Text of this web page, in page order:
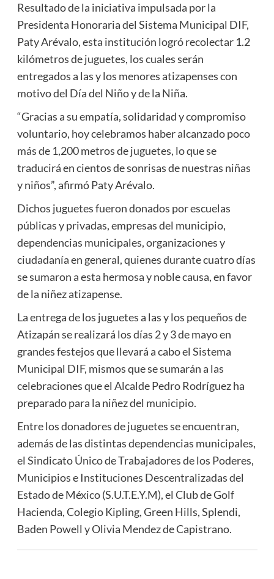
Resultado de la iniciativa impulsada por la
Presidenta Honoraria del Sistema Municipal DIF,
Paty Arévalo, esta institución logró recolectar 1.2
kilómetros de juguetes, los cuales serán
entregados a las y los menores atizapenses con
motivo del Día del Niño y de la Niña.
“Gracias a su empatía, solidaridad y compromiso
voluntario, hoy celebramos haber alcanzado poco
más de 1,200 metros de juguetes, lo que se
traducirá en cientos de sonrisas de nuestras niñas
y niños”, afirmó Paty Arévalo.
Dichos juguetes fueron donados por escuelas
públicas y privadas, empresas del municipio,
dependencias municipales, organizaciones y
ciudadanía en general, quienes durante cuatro días
se sumaron a esta hermosa y noble causa, en favor
de la niñez atizapense.
La entrega de los juguetes a las y los pequeños de
Atizapán se realizará los días 2 y 3 de mayo en
grandes festejos que llevará a cabo el Sistema
Municipal DIF, mismos que se sumarán a las
celebraciones que el Alcalde Pedro Rodríguez ha
preparado para la niñez del municipio.
Entre los donadores de juguetes se encuentran,
además de las distintas dependencias municipales,
el Sindicato Único de Trabajadores de los Poderes,
Municipios e Instituciones Descentralizadas del
Estado de México (S.U.T.E.Y.M), el Club de Golf
Hacienda, Colegio Kipling, Green Hills, Splendi,
Baden Powell y Olivia Mendez de Capistrano.